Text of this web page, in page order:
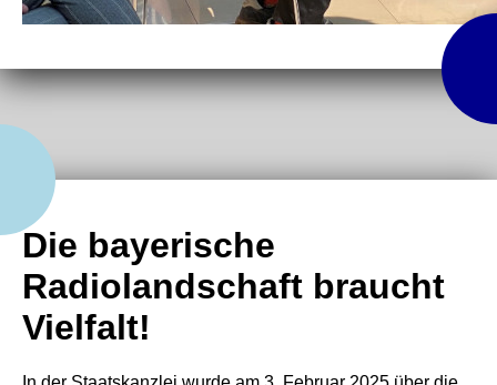
Die bayerische
Radiolandschaft braucht
Vielfalt!